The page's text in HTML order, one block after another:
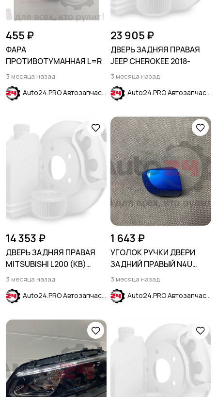
455 ₽
ФАРА
ПРОТИВОТУМАННАЯ L=R
3 месяца назад
Auto24.PRO Автозапчасти
23 905 ₽
ДВЕРЬ ЗАДНЯЯ ПРАВАЯ
JEEP CHEROKEE 2018-
3 месяца назад
Auto24.PRO Автозапчасти
14 353 ₽
ДВЕРЬ ЗАДНЯЯ ПРАВАЯ
MITSUBISHI L200 (KB)
2006-2016
3 месяца назад
Auto24.PRO Автозапчасти
1 643 ₽
УГОЛОК РУЧКИ ДВЕРИ
ЗАДНИЙ ПРАВЫЙ N4U
синий HYUNDAI CRETA
2016-2021
3 месяца назад
Auto24.PRO Автозапчасти